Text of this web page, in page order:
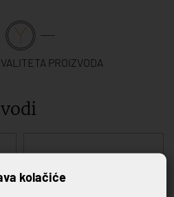
PROIZVODA
kolačiće